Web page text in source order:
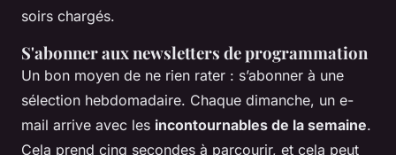
soirs chargés.
S'abonner aux newsletters de programmation
Un bon moyen de ne rien rater : s’abonner à une
sélection hebdomadaire. Chaque dimanche, un e-
mail arrive avec les incontournables de la semaine.
Cela prend cinq secondes à parcourir, et cela peut